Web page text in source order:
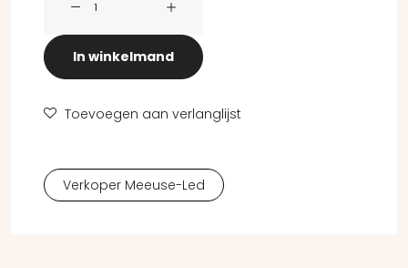
In winkelmand
Toevoegen aan verlanglijst
Verkoper Meeuse-Led